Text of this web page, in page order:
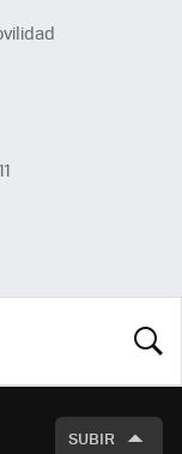
SUBIR